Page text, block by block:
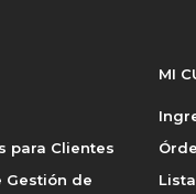
para Clientes
Gestión de
MI